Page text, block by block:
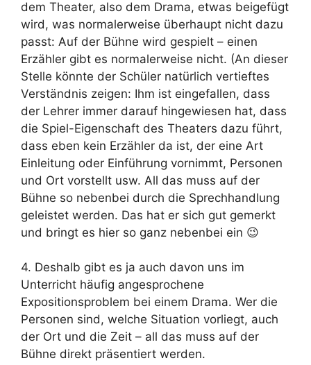
dem Theater, also dem Drama, etwas beigefügt
wird, was normalerweise überhaupt nicht dazu
passt: Auf der Bühne wird gespielt – einen
Erzähler gibt es normalerweise nicht. (An dieser
Stelle könnte der Schüler natürlich vertieftes
Verständnis zeigen: Ihm ist eingefallen, dass
der Lehrer immer darauf hingewiesen hat, dass
die Spiel-Eigenschaft des Theaters dazu führt,
dass eben kein Erzähler da ist, der eine Art
Einleitung oder Einführung vornimmt, Personen
und Ort vorstellt usw. All das muss auf der
Bühne so nebenbei durch die Sprechhandlung
geleistet werden. Das hat er sich gut gemerkt
und bringt es hier so ganz nebenbei ein 😉
4. Deshalb gibt es ja auch davon uns im
Unterricht häufig angesprochene
Expositionsproblem bei einem Drama. Wer die
Personen sind, welche Situation vorliegt, auch
der Ort und die Zeit – all das muss auf der
Bühne direkt präsentiert werden.